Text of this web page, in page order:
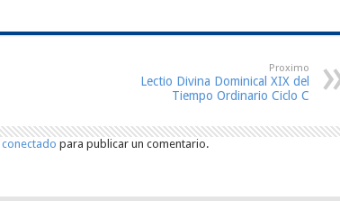
Proximo
Lectio Divina Dominical XIX del
Tiempo Ordinario Ciclo C
conectado para publicar un comentario.